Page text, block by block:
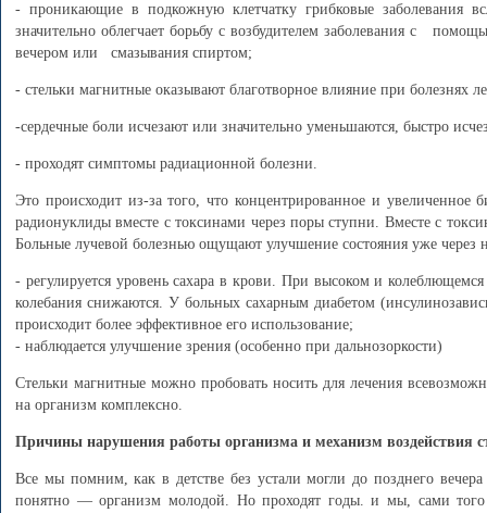
- проникающие в подкожную клетчатку грибковые заболевания
значительно облегчает борьбу с возбудителем заболевания с
вечером или смазывания спиртом;
- стельки магнитные оказывают благотворное влияние при
-сердечные боли исчезают или значительно уменьшаются, быстро
- проходят симптомы радиационной болезни.
Это происходит из-за того, что концентрированное и
радионуклиды вместе с токсинами через поры ступни. Вместе с
Больные лучевой болезнью ощущают улучшение состояния уже через
- регулируется уровень сахара в крови. При высоком и
колебания снижаются. У больных сахарным диабетом
происходит более эффективное его использование;
- наблюдается улучшение зрения (особенно при дальнозоркости)
Стельки магнитные можно пробовать носить для лечения
на организм комплексно.
Причины нарушения работы организма и механизм воздействия
Все мы помним, как в детстве без устали могли до позднего
понятно — организм молодой. Но проходят годы. и мы, сами того